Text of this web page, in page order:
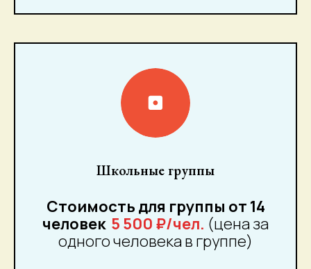
Школьные группы
Стоимость для группы от 14
человек 5 500 ₽/чел. (цена за
одного человека в группе)